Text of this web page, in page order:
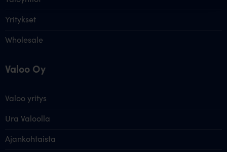
Yritykset
Wholesale
Valoo Oy
Valoo yritys
Ura Valoolla
Ajankohtaista